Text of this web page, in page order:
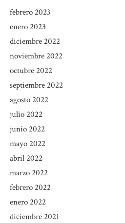
febrero 2023
enero 2023
diciembre 2022
noviembre 2022
octubre 2022
septiembre 2022
agosto 2022
julio 2022
junio 2022
mayo 2022
abril 2022
marzo 2022
febrero 2022
enero 2022
diciembre 2021